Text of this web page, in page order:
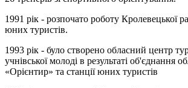
1991 рік - розпочато роботу Кролевецької
юних туристів.
1993 рік - було створено обласний центр
учнівської молоді в результаті об'єднання
«Орієнтир» та станції юних туристів